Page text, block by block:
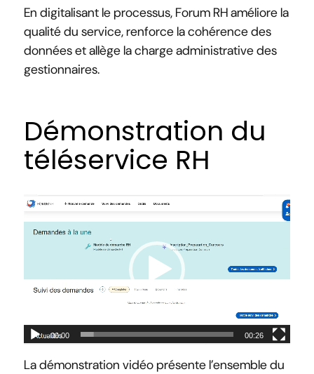
En digitalisant le processus, Forum RH améliore la
qualité du service, renforce la cohérence des
données et allège la charge administrative des
gestionnaires.
Démonstration du
téléservice RH
00:00 00:26
La démonstration vidéo présente l’ensemble du